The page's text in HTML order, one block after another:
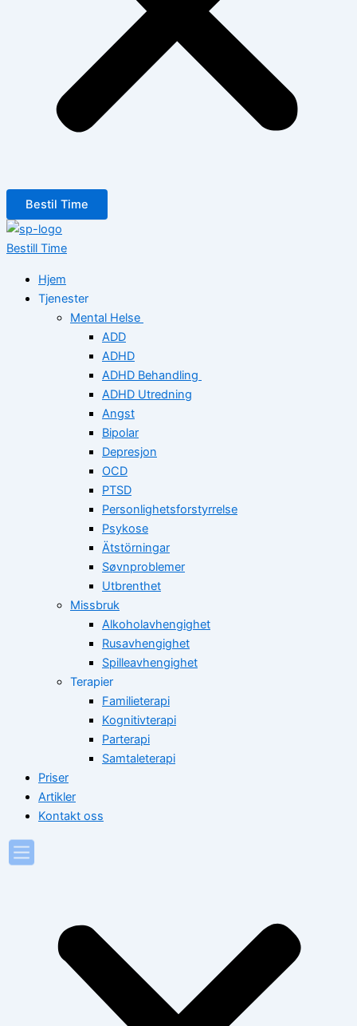
Bestil Time
Bestill Time
Hjem
Tjenester
Mental Helse
ADD
ADHD
ADHD Behandling
ADHD Utredning
Angst
Bipolar
Depresjon
OCD
PTSD
Personlighetsforstyrrelse
Psykose
Ätstörningar
Søvnproblemer
Utbrenthet
Missbruk
Alkoholavhengighet
Rusavhengighet
Spilleavhengighet
Terapier
Familieterapi
Kognitivterapi
Parterapi
Samtaleterapi
Priser
Artikler
Kontakt oss